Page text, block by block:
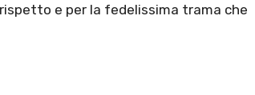
e per la fedelissima trama che